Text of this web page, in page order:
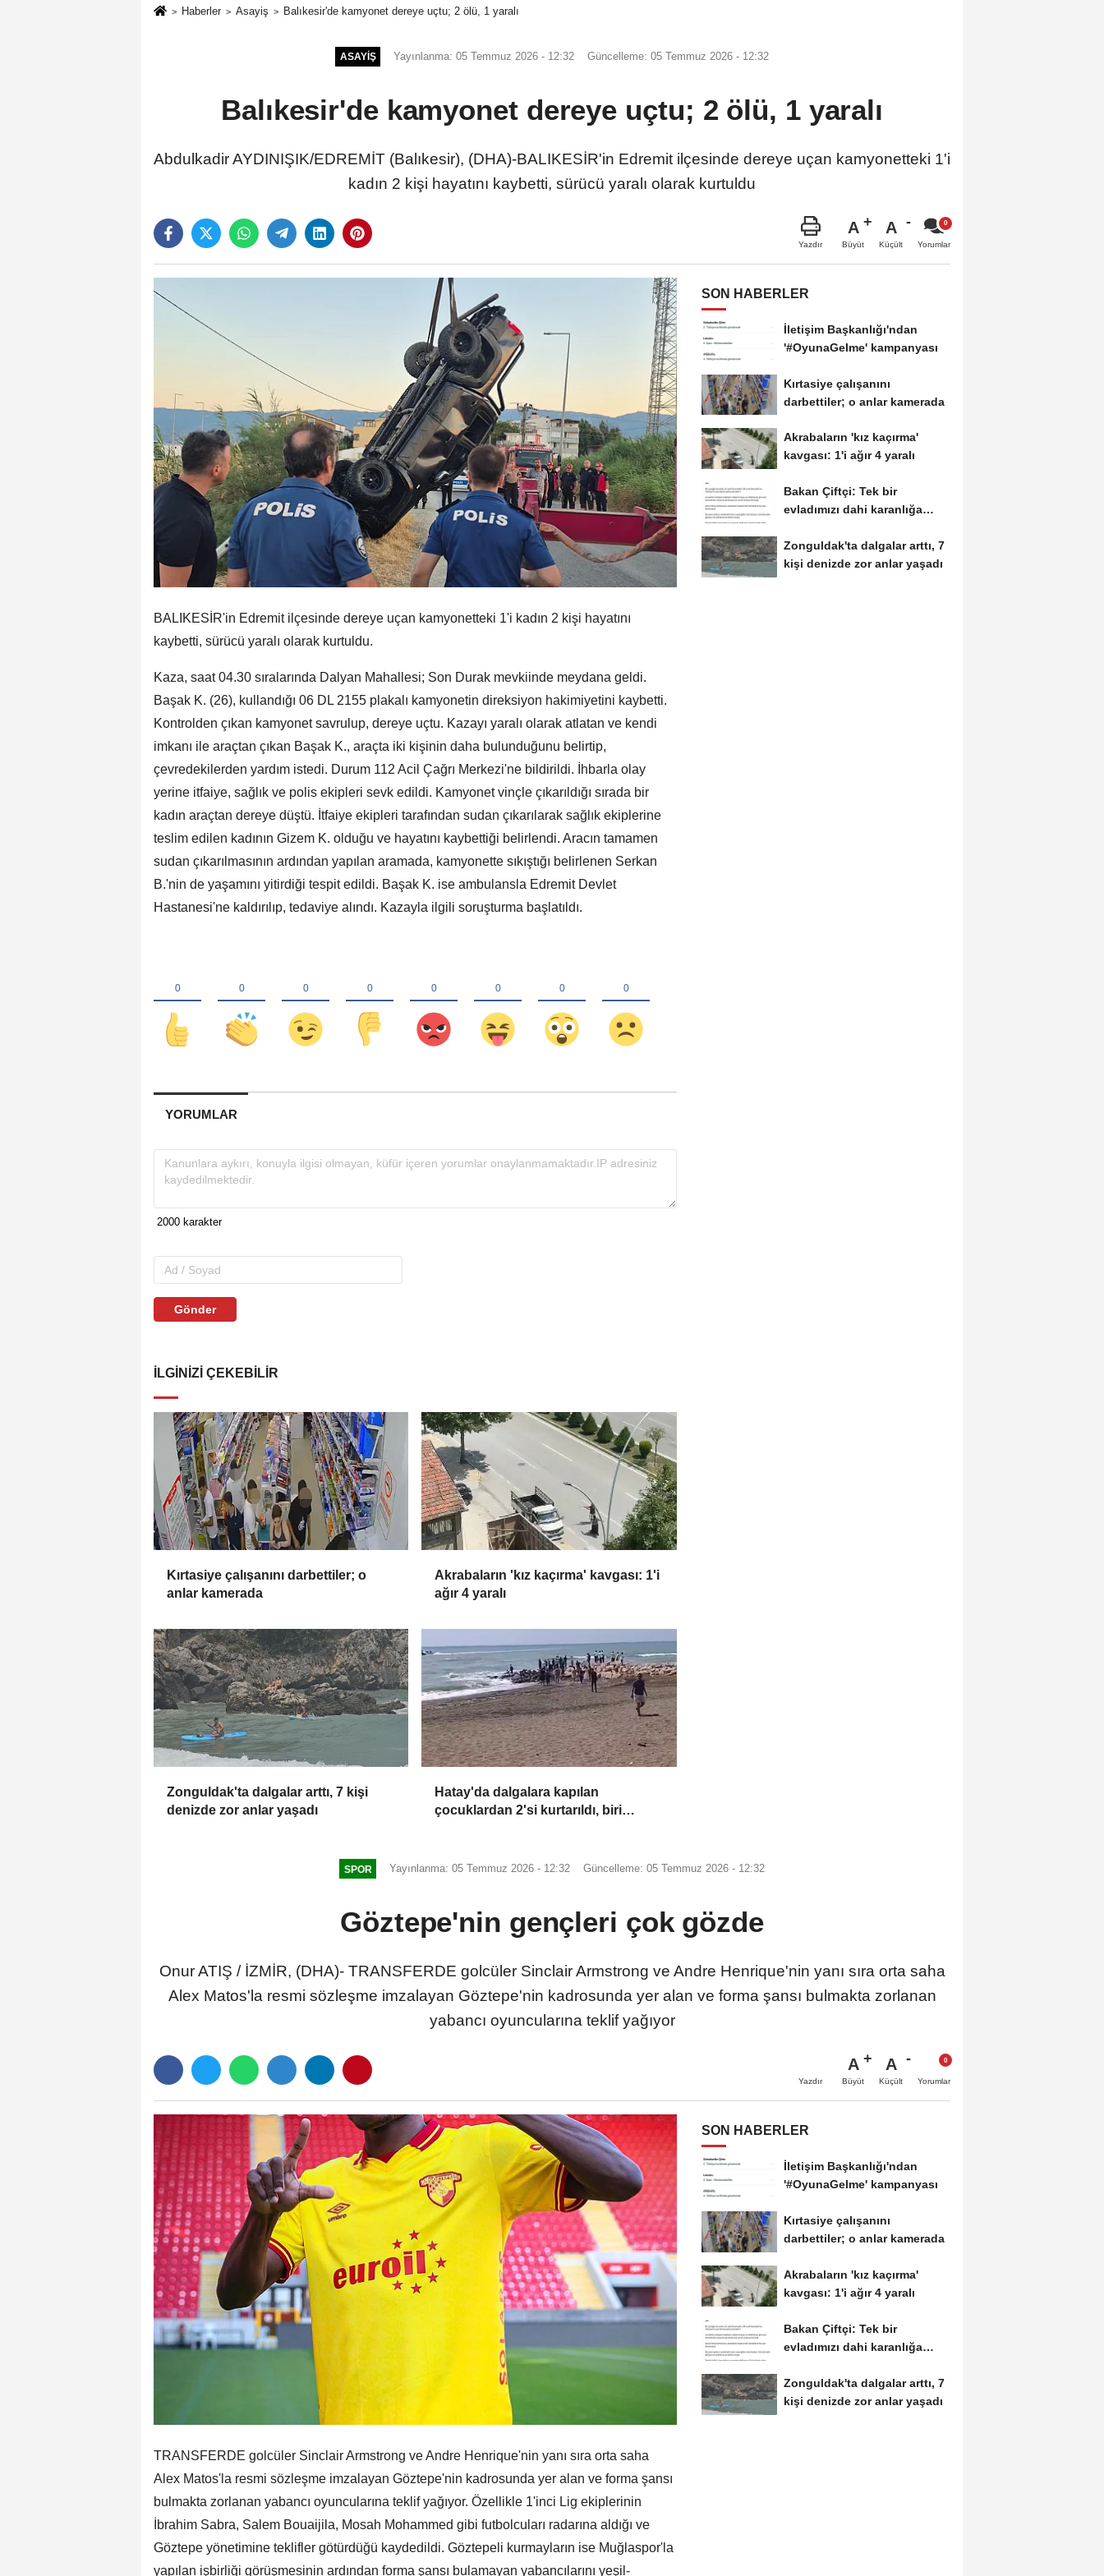
Haberler Asayiş Balıkesir'de kamyonet dereye uçtu; 2 ölü, 1 yaralı
ASAYIŞ Yayınlanma: 05 Temmuz 2026 - 12:32 Güncelleme: 05 Temmuz 2026 - 12:32
Balıkesir'de kamyonet dereye uçtu; 2 ölü, 1 yaralı
Abdulkadir AYDINIŞIK/EDREMİT (Balıkesir), (DHA)-BALIKESİR'in Edremit ilçesinde dereye uçan kamyonetteki 1'i
kadın 2 kişi hayatını kaybetti, sürücü yaralı olarak kurtuldu
Yazdır
A
Büyüt
A
Küçült Yorumlar
BALIKESİR'in Edremit ilçesinde dereye uçan kamyonetteki 1'i kadın 2 kişi hayatını
kaybetti, sürücü yaralı olarak kurtuldu.
Kaza, saat 04.30 sıralarında Dalyan Mahallesi; Son Durak mevkiinde meydana geldi.
Başak K. (26), kullandığı 06 DL 2155 plakalı kamyonetin direksiyon hakimiyetini kaybetti.
Kontrolden çıkan kamyonet savrulup, dereye uçtu. Kazayı yaralı olarak atlatan ve kendi
imkanı ile araçtan çıkan Başak K., araçta iki kişinin daha bulunduğunu belirtip,
çevredekilerden yardım istedi. Durum 112 Acil Çağrı Merkezi'ne bildirildi. İhbarla olay
yerine itfaiye, sağlık ve polis ekipleri sevk edildi. Kamyonet vinçle çıkarıldığı sırada bir
kadın araçtan dereye düştü. İtfaiye ekipleri tarafından sudan çıkarılarak sağlık ekiplerine
teslim edilen kadının Gizem K. olduğu ve hayatını kaybettiği belirlendi. Aracın tamamen
sudan çıkarılmasının ardından yapılan aramada, kamyonette sıkıştığı belirlenen Serkan
B.'nin de yaşamını yitirdiği tespit edildi. Başak K. ise ambulansla Edremit Devlet
Hastanesi'ne kaldırılıp, tedaviye alındı. Kazayla ilgili soruşturma başlatıldı.
YORUMLAR
Gönder
İLGINIZI ÇEKEBILIR
Kırtasiye çalışanını darbettiler; o
anlar kamerada
Akrabaların 'kız kaçırma' kavgası: 1'i
ağır 4 yaralı
Zonguldak'ta dalgalar arttı, 7 kişi
denizde zor anlar yaşadı
Hatay'da dalgalara kapılan
çocuklardan 2'si kurtarıldı, biri
SON HABERLER
İletişim Başkanlığı'ndan
'#OyunaGelme' kampanyası
Kırtasiye çalışanını
darbettiler; o anlar kamerada
Akrabaların 'kız kaçırma'
kavgası: 1'i ağır 4 yaralı
Bakan Çiftçi: Tek bir
evladımızı dahi karanlığa
Zonguldak'ta dalgalar arttı, 7
kişi denizde zor anlar yaşadı
SPOR Yayınlanma: 05 Temmuz 2026 - 12:32 Güncelleme: 05 Temmuz 2026 - 12:32
Göztepe'nin gençleri çok gözde
Onur ATIŞ / İZMİR, (DHA)- TRANSFERDE golcüler Sinclair Armstrong ve Andre Henrique'nin yanı sıra orta saha
Alex Matos'la resmi sözleşme imzalayan Göztepe'nin kadrosunda yer alan ve forma şansı bulmakta zorlanan
yabancı oyuncularına teklif yağıyor
Yazdır
A
Büyüt
A
Küçült Yorumlar
TRANSFERDE golcüler Sinclair Armstrong ve Andre Henrique'nin yanı sıra orta saha
Alex Matos'la resmi sözleşme imzalayan Göztepe'nin kadrosunda yer alan ve forma şansı
bulmakta zorlanan yabancı oyuncularına teklif yağıyor. Özellikle 1'inci Lig ekiplerinin
İbrahim Sabra, Salem Bouaijila, Mosah Mohammed gibi futbolcuları radarına aldığı ve
Göztepe yönetimine teklifler götürdüğü kaydedildi. Göztepeli kurmayların ise Muğlaspor'la
yapılan işbirliği görüşmesinin ardından forma şansı bulamayan yabancılarını yeşil-
SON HABERLER
İletişim Başkanlığı'ndan
'#OyunaGelme' kampanyası
Kırtasiye çalışanını
darbettiler; o anlar kamerada
Akrabaların 'kız kaçırma'
kavgası: 1'i ağır 4 yaralı
Bakan Çiftçi: Tek bir
evladımızı dahi karanlığa
Zonguldak'ta dalgalar arttı, 7
kişi denizde zor anlar yaşadı